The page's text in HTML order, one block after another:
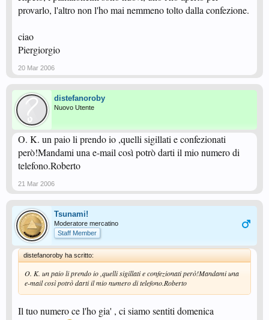
provarlo, l'altro non l'ho mai nemmeno tolto dalla confezione.
ciao
Piergiorgio
20 Mar 2006
distefanoroby
Nuovo Utente
O. K. un paio li prendo io ,quelli sigillati e confezionati
però!Mandami una e-mail così potrò darti il mio numero di
telefono.Roberto
21 Mar 2006
Tsunami!
Moderatore mercatino
Staff Member
distefanoroby ha scritto:
O. K. un paio li prendo io ,quelli sigillati e confezionati però!Mandami una
e-mail così potrò darti il mio numero di telefono.Roberto
Il tuo numero ce l'ho gia' , ci siamo sentiti domenica